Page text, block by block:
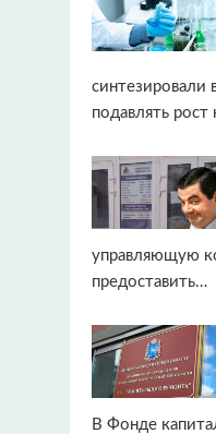
синтезировали
подавлять
управляющую
предоставить…
В Фонде